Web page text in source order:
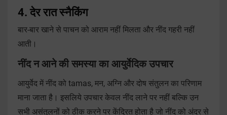
4. देर रात स्नैकिंग
बार-बार खाने से पाचन को आराम नहीं मिलता और नींद गहरी नहीं
आती।
नींद न आने की समस्या का आयुर्वेदिक उपचार
आयुर्वेद में नींद को tamas, मन, अग्नि और दोष संतुलन का परिणाम
माना जाता है। इसलिये उपचार केवल नींद लाने पर नहीं बल्कि उन
सभी असंतुलनों को ठीक करने पर केंद्रित होता है जो नींद को अंदर से